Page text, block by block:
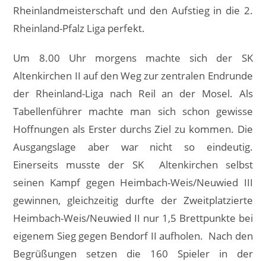
Rheinlandmeisterschaft und den Aufstieg in die 2.
Rheinland-Pfalz Liga perfekt.
Um 8.00 Uhr morgens machte sich der SK
Altenkirchen II auf den Weg zur zentralen Endrunde
der Rheinland-Liga nach Reil an der Mosel. Als
Tabellenführer machte man sich schon gewisse
Hoffnungen als Erster durchs Ziel zu kommen. Die
Ausgangslage aber war nicht so eindeutig.
Einerseits musste der SK Altenkirchen selbst
seinen Kampf gegen Heimbach-Weis/Neuwied III
gewinnen, gleichzeitig durfte der Zweitplatzierte
Heimbach-Weis/Neuwied II nur 1,5 Brettpunkte bei
eigenem Sieg gegen Bendorf II aufholen. Nach den
Begrüßungen setzen die 160 Spieler in der